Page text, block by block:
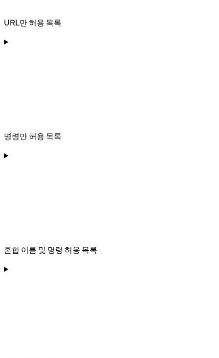
URL만 허용 목록
명령만 허용 목록
혼합 이름 및 명령 허용 목록